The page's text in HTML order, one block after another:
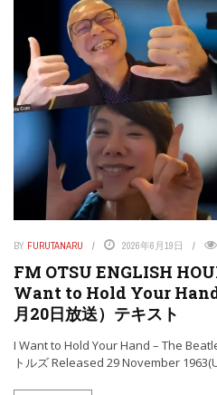
BY FURUTANARU 2026年6月19日
FM OTSU ENGLISH
Want to Hold Your
月20日放送）テキスト
I Want to Hold Your Hand – The
トルズ Released 29 November